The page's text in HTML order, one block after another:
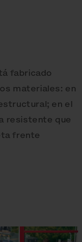
fabricado
materiales: en
en el
resistente que
frente